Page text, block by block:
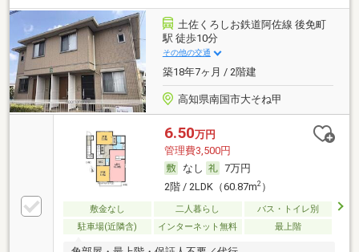
土佐くろしお鉄道阿佐線 後免町
駅 徒歩10分
その他の交通
築18年7ヶ月 / 2階建
高知県南国市大そね甲
6.50万円
管理費3,500円
なし
7万円
2階 / 2LDK（60.87m2）
敷金なし 二人暮らし
バス・トイレ別
駐車場(近隣含)
インターネット無料 最上階